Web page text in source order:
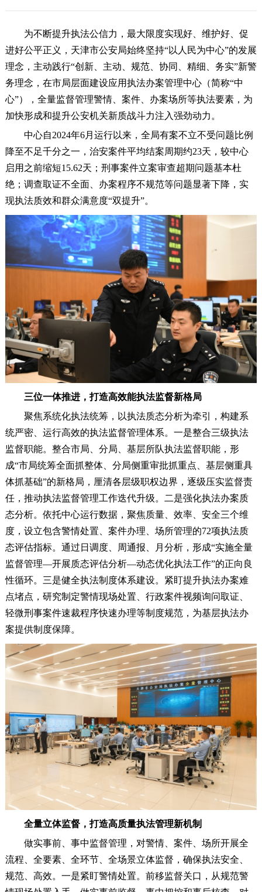
为不断提升执法公信力，最大限度实现好、维护好、促
进好公平正义，天津市公安局始终坚持“以人民为中心”的发展
理念，主动践行“创新、主动、规范、协同、精细、务实”新警
务理念，在市局层面建设应用执法办案管理中心（简称“中
心”），全量监督管理警情、案件、办案场所等执法要素，为
加快形成和提升公安机关新质战斗力注入强劲动力。
中心自2024年6月运行以来，全局有案不立不受问题比例
降至不足千分之一，治安案件平均结案周期约23天，较中心
启用之前缩短15.62天；刑事案件立案审查超期问题基本杜
绝；调查取证不全面、办案程序不规范等问题显著下降，实
现执法质效和群众满意度“双提升”。
三位一体推进，打造高效能执法监督新格局
聚焦系统化执法统筹，以执法质态分析为牵引，构建系
统严密、运行高效的执法监督管理体系。一是整合三级执法
监督职能。整合市局、分局、基层所队执法监督职能，形
成“市局统筹全面抓整体、分局侧重审批抓重点、基层侧重具
体抓基础”的新格局，厘清各层级职权边界，逐级压实监督责
任，推动执法监督管理工作迭代升级。二是强化执法办案质
态分析。依托中心运行数据，聚焦质量、效率、安全三个维
度，设立包含警情处置、案件办理、场所管理的72项执法质
态评估指标。通过日调度、周通报、月分析，形成“实施全量
监督管理—开展质态评估分析—动态优化执法工作”的正向良
性循环。三是健全执法制度体系建设。紧盯提升执法办案难
点堵点，研究制定警情现场处置、行政案件视频询问取证、
轻微刑事案件速裁程序快速办理等制度规范，为基层执法办
案提供制度保障。
全量立体监督，打造高质量执法管理新机制
做实事前、事中监督管理，对警情、案件、场所开展全
流程、全要素、全环节、全场景立体监督，确保执法安全、
规范、高效。一是紧盯警情处置。前移监督关口，从规范警